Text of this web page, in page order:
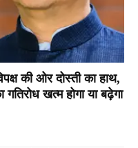
की ओर दोस्ती का हाथ,
खत्म होगा या बढ़ेगा